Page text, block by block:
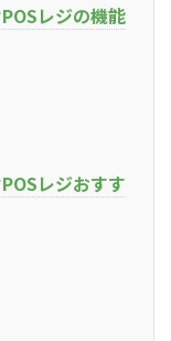
レジの機能
レジおすす